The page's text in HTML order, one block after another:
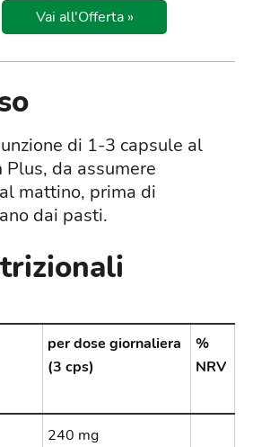
Vai all'Offerta »
di 1-3 capsule al
Plus, da assumere
mattino, prima di
dai pasti.
per dose giornaliera
(3 cps)
%
NRV
240 mg